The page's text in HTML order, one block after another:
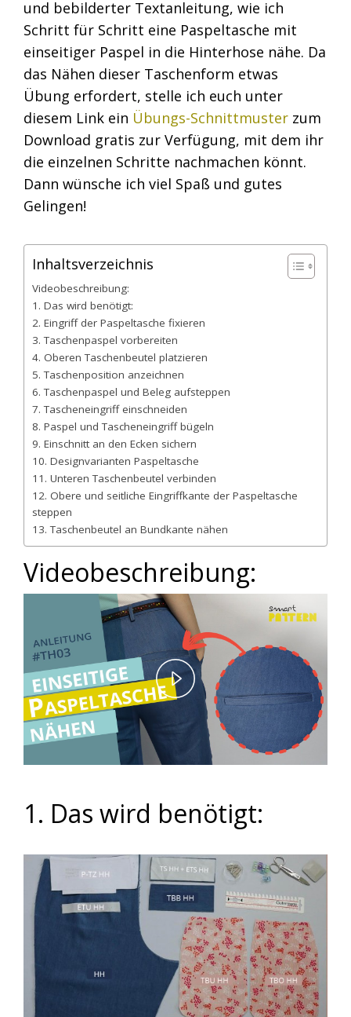
und bebilderter Textanleitung, wie ich
Schritt für Schritt eine Paspeltasche mit
einseitiger Paspel in die Hinterhose nähe. Da
das Nähen dieser Taschenform etwas
Übung erfordert, stelle ich euch unter
diesem Link ein Übungs-Schnittmuster zum
Download gratis zur Verfügung, mit dem ihr
die einzelnen Schritte nachmachen könnt.
Dann wünsche ich viel Spaß und gutes
Gelingen!
Inhaltsverzeichnis
Videobeschreibung:
1. Das wird benötigt:
2. Eingriff der Paspeltasche fixieren
3. Taschenpaspel vorbereiten
4. Oberen Taschenbeutel platzieren
5. Taschenposition anzeichnen
6. Taschenpaspel und Beleg aufsteppen
7. Tascheneingriff einschneiden
8. Paspel und Tascheneingriff bügeln
9. Einschnitt an den Ecken sichern
10. Designvarianten Paspeltasche
11. Unteren Taschenbeutel verbinden
12. Obere und seitliche Eingriffkante der Paspeltasche
steppen
13. Taschenbeutel an Bundkante nähen
Videobeschreibung:
Play
Video
1. Das wird benötigt: